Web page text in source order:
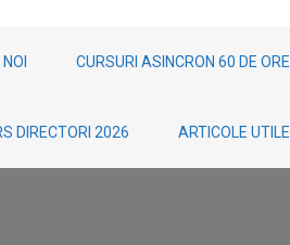
CURSURI ASINCRON 60 DE ORE
DIRECTORI 2026 ARTICOLE UTILE